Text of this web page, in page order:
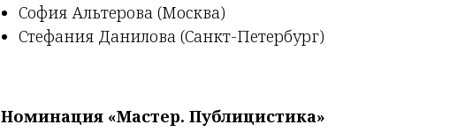
София Альтерова (Москва)
Стефания Данилова (Санкт-Петербург)
Номинация «Мастер. Публицистика»